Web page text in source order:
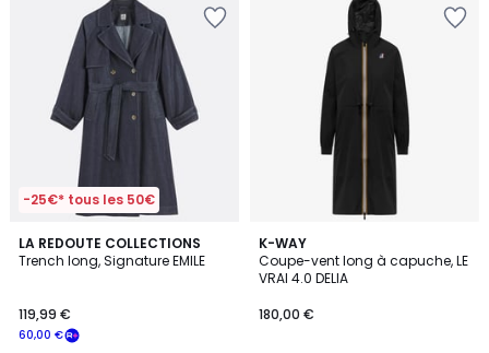
-25€* tous les 50€
LA REDOUTE COLLECTIONS
Trench long, Signature EMILE
60,00 €
119,99 €
4,3
/ 5
K-WAY
Coupe-vent long à capuche, LE
VRAI 4.0 DELIA
180,00 €
3
Couleurs